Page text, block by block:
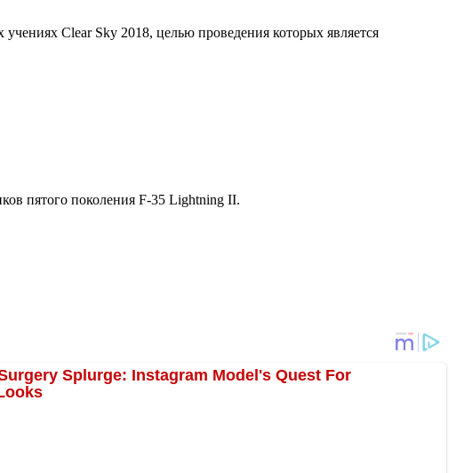
Clear Sky 2018, целью проведения которых является
пятого поколения F-35 Lightning II.